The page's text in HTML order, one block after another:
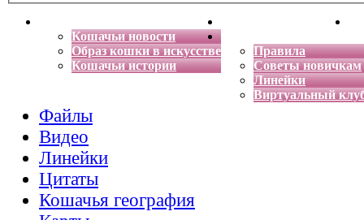
Кошачьи новости
Образ кошки в искусстве
Кошачьи истории
Энциклопедия кошек
Правила
Советы новичкам
Линейки
Виртуальный
Файлы
Видео
Линейки
Цитаты
Кошачья география